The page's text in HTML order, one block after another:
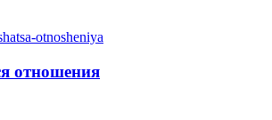
отношения